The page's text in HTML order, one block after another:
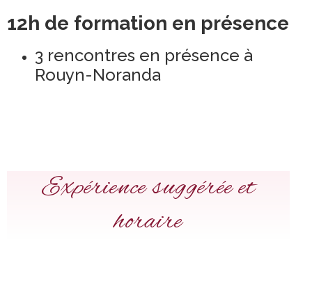
12h de formation en présence
3 rencontres en présence à
Rouyn-Noranda
Expérience suggérée et
horaire